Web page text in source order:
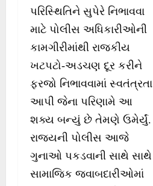
પરિસ્થિતિને સુપેરે નિભાવવા
માટે પોલીસ અધિકારીઓની
કામગીરીમાંથી રાજકીય
ખટપટો-અડચણ દૂર કરીને
ફરજો નિભાવવામાં સ્વતંત્રતા
આપી જેના પરિણામે આ
શક્ય બન્યું છે તેમણે ઉમેર્યું.
રાજ્યની પોલીસ આજે
ગુનાઓ પકડવાની સાથે સાથે
સામાજિક જવાબદારીઓમાં